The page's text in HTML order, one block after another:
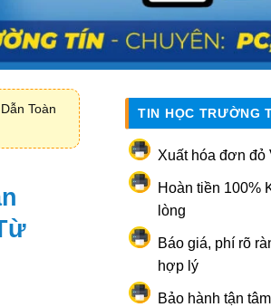
Toàn
TIN HỌC TRƯỜNG
Xuất hóa đơn đỏ
Hoàn tiền 100%
lòng
Báo giá, phí rõ
hợp lý
Bảo hành tận